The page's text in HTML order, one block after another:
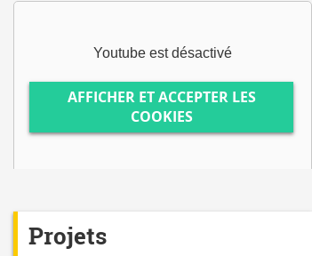
Youtube est désactivé
AFFICHER ET ACCEPTER LES
COOKIES
Projets